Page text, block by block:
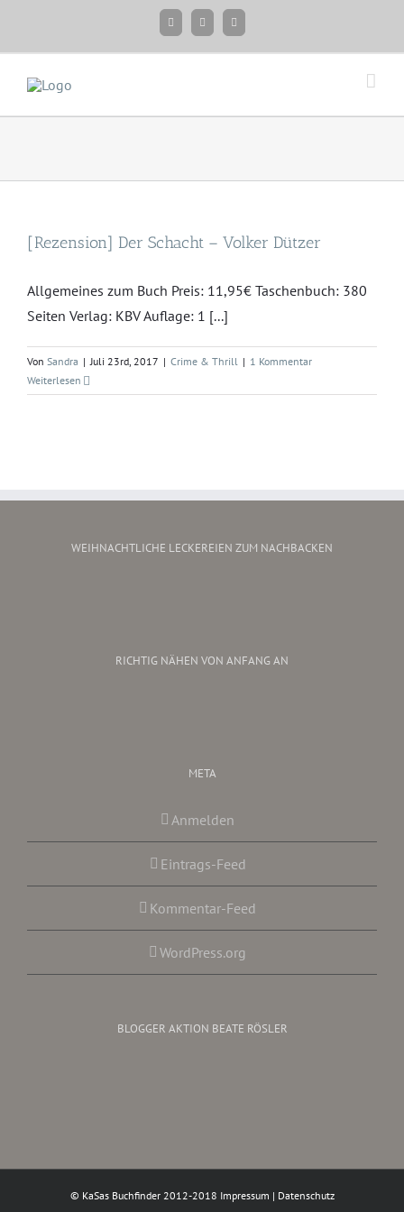
FacebookInstagramTwitter
[Rezension] Der Schacht – Volker Dützer
Allgemeines zum Buch Preis: 11,95€ Taschenbuch: 380
Seiten Verlag: KBV Auflage: 1 [...]
Von Sandra | Juli 23rd, 2017 | Crime & Thrill | 1 Kommentar
Weiterlesen
WEIHNACHTLICHE LECKEREIEN ZUM NACHBACKEN
RICHTIG NÄHEN VON ANFANG AN
META
Anmelden
Eintrags-Feed
Kommentar-Feed
WordPress.org
BLOGGER AKTION BEATE RÖSLER
© KaSas Buchfinder 2012-2018 Impressum | Datenschutz